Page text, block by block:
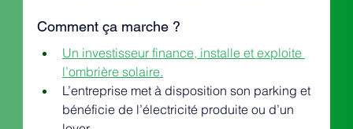
Comment ça marche ?
Un investisseur finance, installe et exploite
l’ombrière solaire.
L’entreprise met à disposition son parking et
bénéficie de l’électricité produite ou d’un